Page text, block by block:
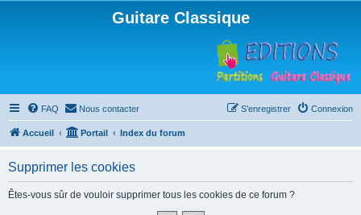
Guitare Classique
FAQ Nous contacter Connexion
S’enregistrer
Accueil Portail Index du forum
Supprimer les cookies
Êtes-vous sûr de vouloir supprimer tous les cookies de ce forum ?